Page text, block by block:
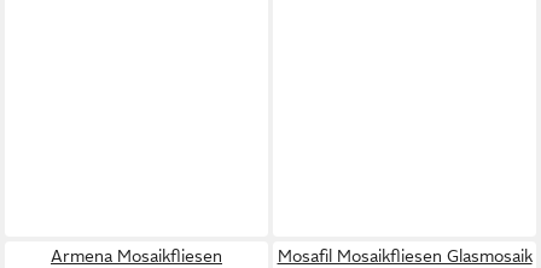
Armena Mosaikfliesen
Mosafil Mosaikfliesen Glasmosaik